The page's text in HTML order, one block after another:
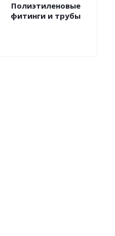
Полиэтиленовые
фитинги и трубы